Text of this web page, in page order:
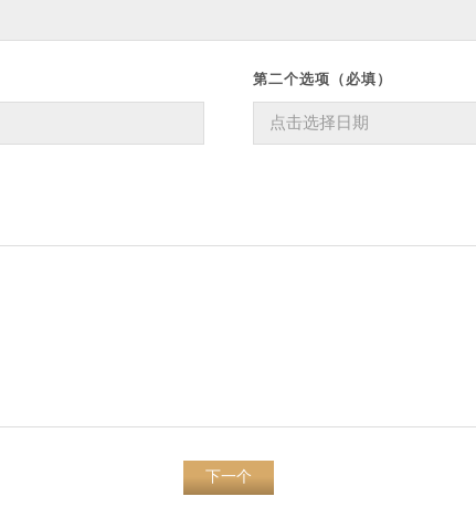
第二个选项（必填）
下一个